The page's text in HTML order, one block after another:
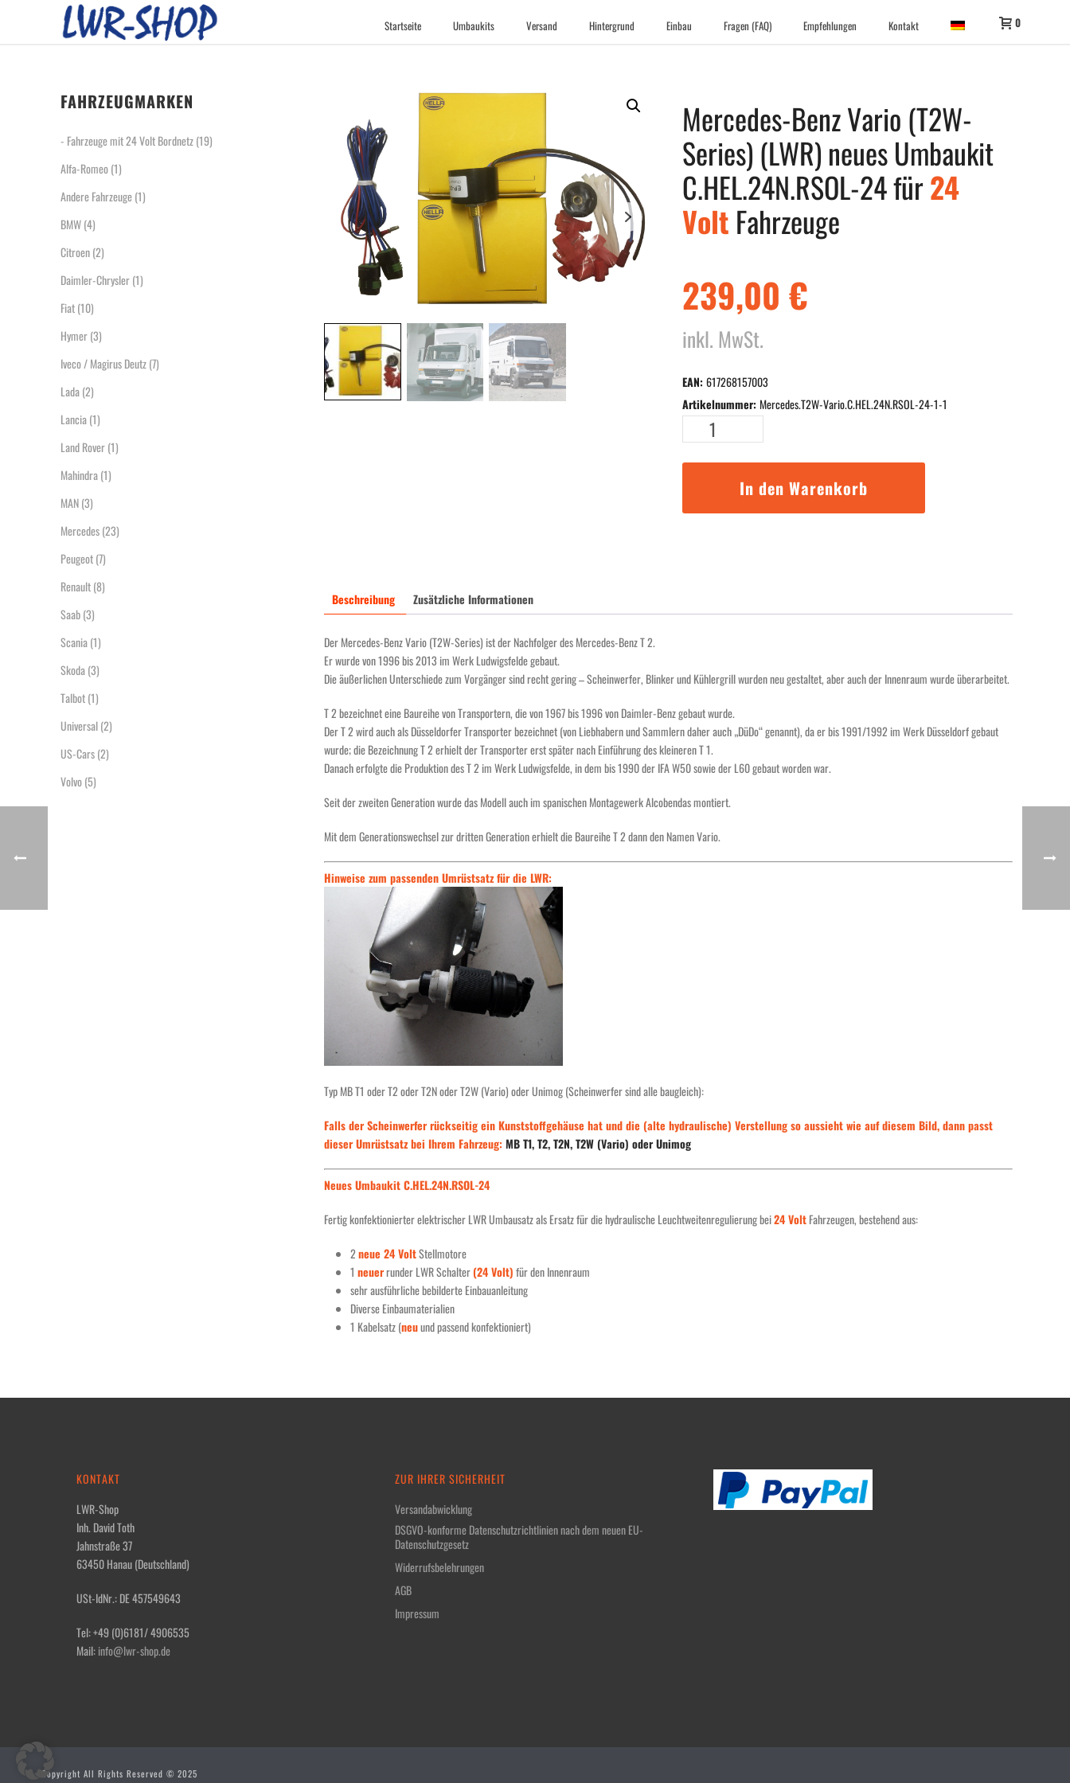
Startseite Umbaukits Versand Hintergrund Einbau Fragen (FAQ) Empfehlungen Kontakt 0
Mercedes-Benz Vario (T2W-
Series) (LWR) neues Umbaukit
C.HEL.24N.RSOL-24 für24
Volt Fahrzeuge
239,00 €
inkl. MwSt.
EAN: 617268157003
Artikelnummer: Mercedes.T2W-Vario.C.HEL.24N.RSOL-24-1-1
Mercedes-
Benz
Vario
(LWR)
Menge
In den Warenkorb
Beschreibung Zusätzliche Informationen
Der Mercedes-Benz Vario (T2W-Series) ist der Nachfolger des Mercedes-Benz T 2.
Er wurde von 1996 bis 2013 im Werk Ludwigsfelde gebaut.
Die äußerlichen Unterschiede zum Vorgänger sind recht gering – Scheinwerfer, Blinker und Kühlergrill wurden neu gestaltet, aber auch der Innenraum wurde überarbeitet.
T 2 bezeichnet eine Baureihe von Transportern, die von 1967 bis 1996 von Daimler-Benz gebaut wurde.
Der T 2 wird auch als Düsseldorfer Transporter bezeichnet (von Liebhabern und Sammlern daher auch „DüDo“ genannt), da er bis 1991/1992 im Werk Düsseldorf gebaut
wurde; die Bezeichnung T 2 erhielt der Transporter erst später nach Einführung des kleineren T 1.
Danach erfolgte die Produktion des T 2 im Werk Ludwigsfelde, in dem bis 1990 der IFA W50 sowie der L60 gebaut worden war.
Seit der zweiten Generation wurde das Modell auch im spanischen Montagewerk Alcobendas montiert.
Mit dem Generationswechsel zur dritten Generation erhielt die Baureihe T 2 dann den Namen Vario.
Hinweise zum passenden Umrüstsatz für die LWR:
Typ MB T1 oder T2 oder T2N oder T2W (Vario) oder Unimog (Scheinwerfer sind alle baugleich):
Falls der Scheinwerfer rückseitig ein Kunststoffgehäuse hat und die (alte hydraulische) Verstellung so aussieht wie auf diesem Bild, dann passt
dieser Umrüstsatz bei Ihrem Fahrzeug: MB T1, T2, T2N, T2W (Vario) oder Unimog
Neues Umbaukit C.HEL.24N.RSOL-24
Fertig konfektionierter elektrischer LWR Umbausatz als Ersatz für die hydraulische Leuchtweitenregulierung bei24 VoltFahrzeugen, bestehend aus:
2neue 24 VoltStellmotore
1 neuerrunder LWR Schalter(24 Volt)für den Innenraum
sehr ausführliche bebilderte Einbauanleitung
Diverse Einbaumaterialien
1 Kabelsatz (neuund passend konfektioniert)
FAHRZEUGMARKEN
- Fahrzeuge mit 24 Volt Bordnetz(19)
Alfa-Romeo(1)
Andere Fahrzeuge(1)
BMW(4)
Citroen(2)
Daimler-Chrysler(1)
Fiat(10)
Hymer(3)
Iveco / Magirus Deutz(7)
Lada(2)
Lancia(1)
Land Rover(1)
Mahindra(1)
MAN(3)
Mercedes(23)
Peugeot(7)
Renault(8)
Saab(3)
Scania(1)
Skoda(3)
Talbot(1)
Universal(2)
US-Cars(2)
Volvo(5)
KONTAKT
LWR-Shop
Inh. David Toth
Jahnstraße 37
63450 Hanau (Deutschland)
USt-IdNr.: DE 457549643
Tel: +49 (0)6181/ 4906535
Mail:info@lwr-shop.de
ZUR IHRER SICHERHEIT
Versandabwicklung
DSGVO-konforme Datenschutzrichtlinien nach dem neuen EU-
Datenschutzgesetz
Widerrufsbelehrungen
AGB
Impressum
Copyright All Rights Reserved © 2025